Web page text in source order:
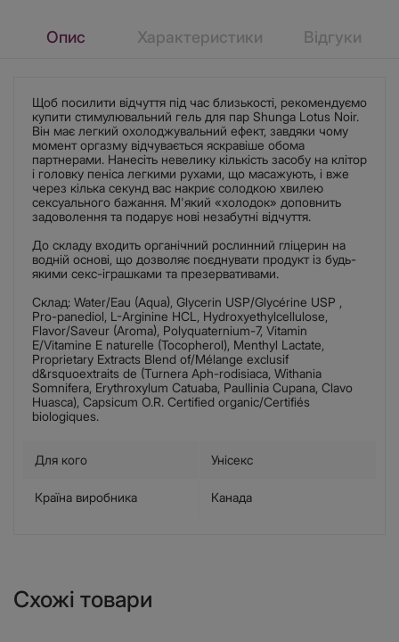
Опис Характеристики Відгуки
Щоб посилити відчуття під час близькості, рекомендуємо
купити стимулювальний гель для пар Shunga Lotus Noir.
Він має легкий охолоджувальний ефект, завдяки чому
момент оргазму відчувається яскравіше обома
партнерами. Нанесіть невелику кількість засобу на клітор
і головку пеніса легкими рухами, що масажують, і вже
через кілька секунд вас накриє солодкою хвилею
сексуального бажання. М'який «холодок» доповнить
задоволення та подарує нові незабутні відчуття.
До складу входить органічний рослинний гліцерин на
водній основі, що дозволяє поєднувати продукт із будь-
якими секс-іграшками та презервативами.
Склад: Water/Eau (Aqua), Glycerin USP/Glycérine USP ,
Pro-panediol, L-Arginine HCL, Hydroxyethylcellulose,
Flavor/Saveur (Aroma), Polyquaternium-7, Vitamin
E/Vitamine E naturelle (Tocopherol), Menthyl Lactate,
Proprietary Extracts Blend of/Mélange exclusif
d&rsquoextraits de (Turnera Aph-rodisiaca, Withania
Somnifera, Erythroxylum Catuaba, Paullinia Cupana, Clavo
Huasca), Capsicum O.R. Certified organic/Certifiés
biologiques.
Для кого Унісекс
Країна виробника Канада
Схожі товари